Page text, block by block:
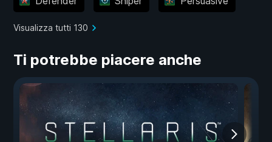
Visualizza tutti 130
Ti potrebbe piacere anche